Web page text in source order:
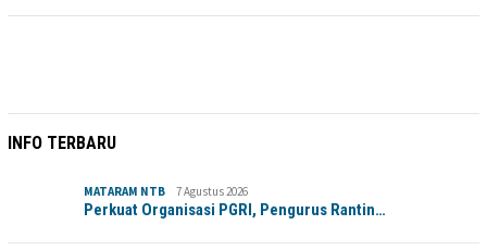
INFO TERBARU
MATARAM NTB 7 Agustus 2026
Perkuat Organisasi PGRI, Pengurus Rantin…